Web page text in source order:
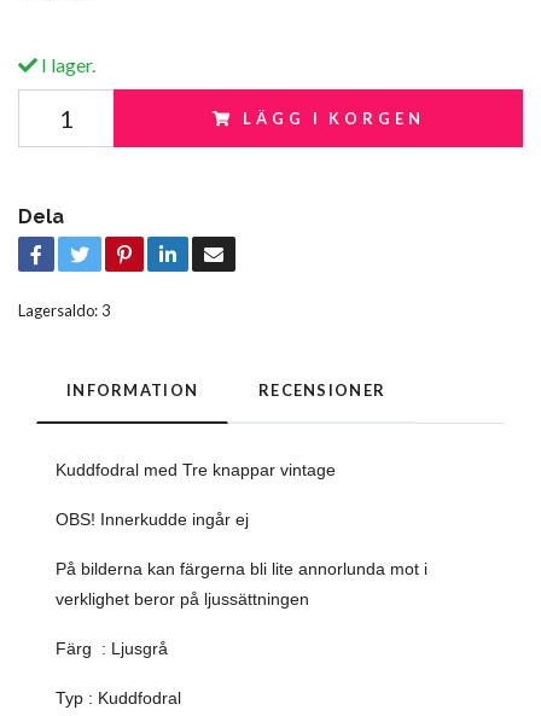
I lager.
LÄGG I KORGEN
Dela
Lagersaldo: 3
INFORMATION RECENSIONER
Kuddfodral med Tre knappar vintage
OBS! Innerkudde ingår ej
På bilderna kan färgerna bli lite annorlunda mot i
verklighet beror på ljussättningen
Färg : Ljusgrå
Typ : Kuddfodral